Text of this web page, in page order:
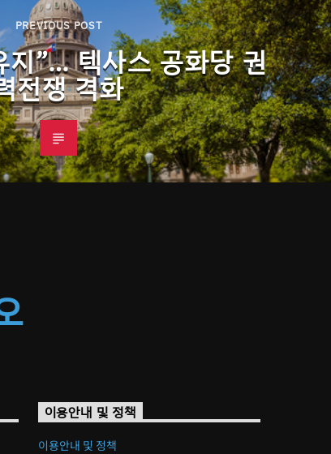
PREVIOUS POST
지”… 텍사스 공화당 권
전쟁 격화
이용안내 및 정책
이용안내 및 정책